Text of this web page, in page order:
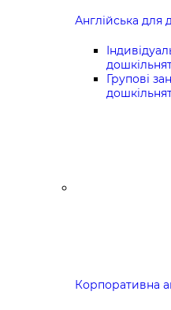
Англійська для
Групові
Корпоративна